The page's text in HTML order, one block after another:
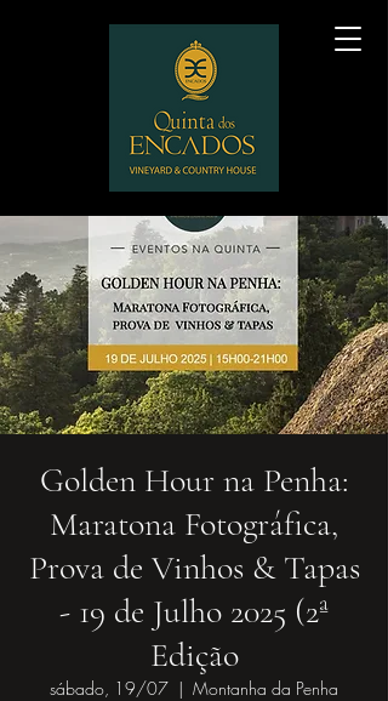
Golden Hour na Penha:
Maratona Fotográfica,
Prova de Vinhos & Tapas
- 19 de Julho 2025 (2ª
Edição
sábado, 19/07
  |
Montanha da Penha